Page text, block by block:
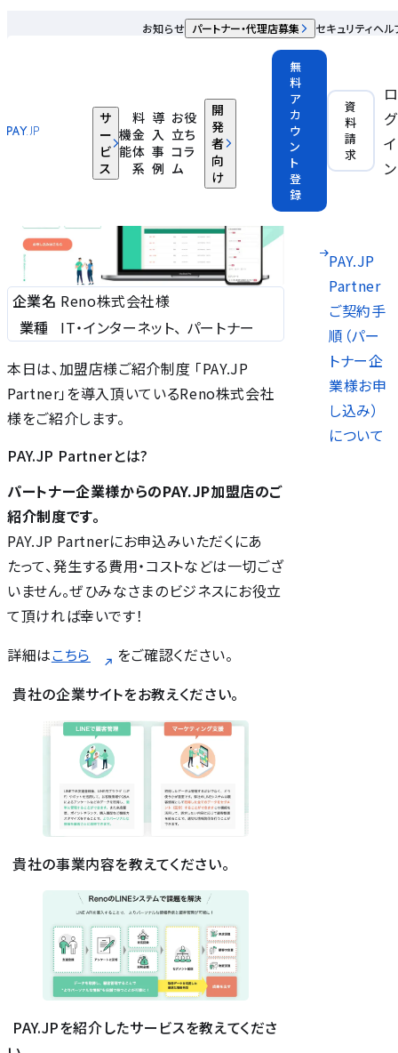
サ
ー
ビ
ス
機
能
料
金
体
系
導
入
事
例
お役
立ち
コラ
ム
開
発
者
向
け
お知らせ パートナー・代理店募集 セキュリティヘル
無
料
ア
カ
ウ
ン
ト
登
録
資
料
請
求
ロ
グ
イ
ン
【PAY.JP Partner導入事例】「API連携が簡単で、決済のテス
IT・インターネット パートナー
PAY.JP
PAY.JP
Partner
ご契約手
順（パー
トナー企
業様お申
し込み）
について
企業名 Reno株式会社様
業種
IT・インターネット、 パートナー
本日は、加盟店様ご紹介制度 「PAY.JP
Partner」を導入頂いているReno株式会社
様をご紹介します。
PAY.JP Partnerとは?
パートナー企業様からのPAY.JP加盟店のご
紹介制度です。
PAY.JP Partnerにお申込みいただくにあ
たって、発生する費用・コストなどは一切ござ
いません。ぜひみなさまのビジネスにお役立
て頂ければ幸いです！
詳細はこちら
をご確認ください。
貴社の企業サイトをお教えください。
貴社の事業内容を教えてください。
PAY.JPを紹介したサービスを教えてくださ